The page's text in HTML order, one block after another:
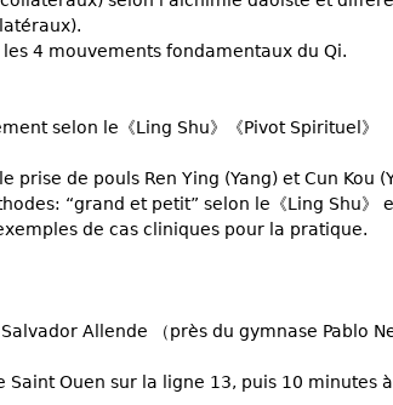
4 mouvements fondamentaux du Qi.
selon le《Ling Shu》《Pivot Spirituel》
prise de pouls Ren Ying (Yang) et Cun Kou
“grand et petit” selon le《Ling Shu》
de cas cliniques pour la pratique.
Allende （près du gymnase Pablo
Ouen sur la ligne 13, puis 10 minutes